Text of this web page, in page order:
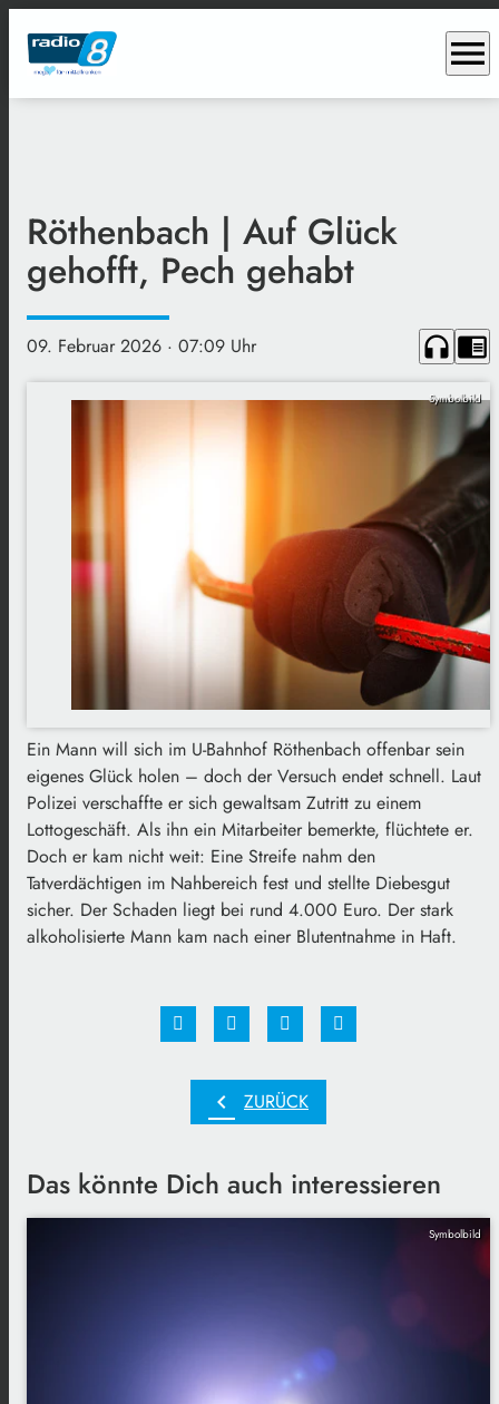
menu
Röthenbach | Auf Glück
gehofft, Pech gehabt
09. Februar 2026 · 07:09 Uhr headphones chrome_reader_mode
Symbolbild
Ein Mann will sich im U-Bahnhof Röthenbach offenbar sein
eigenes Glück holen – doch der Versuch endet schnell. Laut
Polizei verschaffte er sich gewaltsam Zutritt zu einem
Lottogeschäft. Als ihn ein Mitarbeiter bemerkte, flüchtete er.
Doch er kam nicht weit: Eine Streife nahm den
Tatverdächtigen im Nahbereich fest und stellte Diebesgut
sicher. Der Schaden liegt bei rund 4.000 Euro. Der stark
alkoholisierte Mann kam nach einer Blutentnahme in Haft.
chevron_left ZURÜCK
Das könnte Dich auch interessieren
Symbolbild